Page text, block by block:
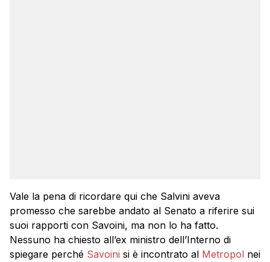
Vale la pena di ricordare qui che Salvini aveva
promesso che sarebbe andato al Senato a riferire sui
suoi rapporti con Savoini, ma non lo ha fatto.
Nessuno ha chiesto all’ex ministro dell’Interno di
spiegare perché Savoini si è incontrato al Metropol nei